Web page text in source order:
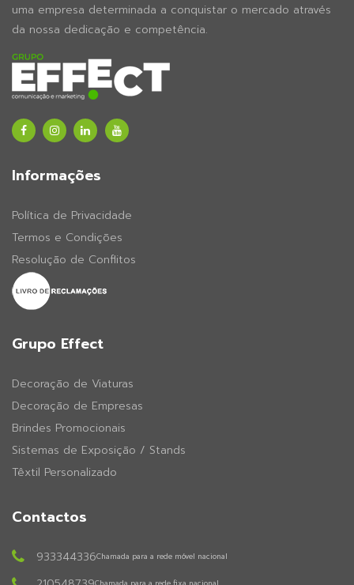
uma empresa determinada a conquistar o mercado através
da nossa dedicação e competência.
Informações
Política de Privacidade
Termos e Condições
Resolução de Conflitos
Grupo Effect
Decoração de Viaturas
Decoração de Empresas
Brindes Promocionais
Sistemas de Exposição / Stands
Têxtil Personalizado
Contactos
933344336Chamada para a rede móvel nacional